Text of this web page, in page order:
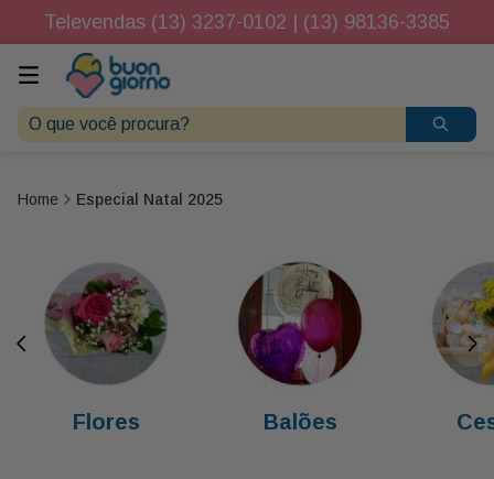
Televendas (13) 3237-0102 | (13) 98136-3385
O que você procura?
Especial Natal 2025
Flores Balões